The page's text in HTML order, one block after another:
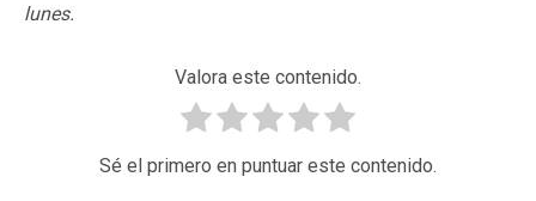
lunes.
Valora este contenido.
Sé el primero en puntuar este contenido.